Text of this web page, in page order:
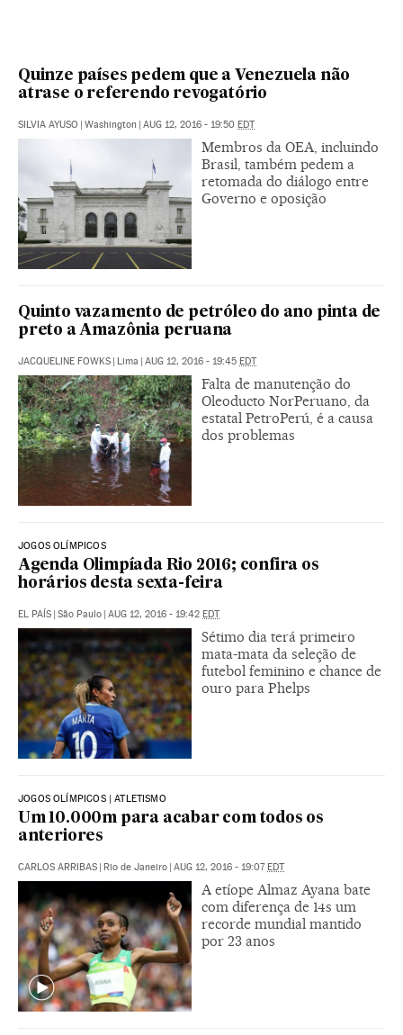
Quinze países pedem que a Venezuela não
atrase o referendo revogatório
SILVIA AYUSO Washington AUG 12, 2016 - 19:50 EDT
Membros da OEA, incluindo
Brasil, também pedem a
retomada do diálogo entre
Governo e oposição
Quinto vazamento de petróleo do ano pinta de
preto a Amazônia peruana
JACQUELINE FOWKS Lima AUG 12, 2016 - 19:45 EDT
Falta de manutenção do
Oleoducto NorPeruano, da
estatal PetroPerú, é a causa
dos problemas
JOGOS OLÍMPICOS
Agenda Olimpíada Rio 2016; confira os
horários desta sexta-feira
EL PAÍS | São Paulo | AUG 12, 2016 - 19:42 EDT
Sétimo dia terá primeiro
mata-mata da seleção de
futebol feminino e chance de
ouro para Phelps
JOGOS OLÍMPICOS | ATLETISMO
Um 10.000m para acabar com todos os
anteriores
CARLOS ARRIBAS | Rio de Janeiro | AUG 12, 2016 - 19:07EDT
A etíope Almaz Ayana bate
com diferença de 14s um
recorde mundial mantido
por 23 anos